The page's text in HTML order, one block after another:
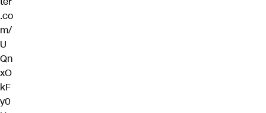
.co
m/
U
Qn
xO
kF
y0